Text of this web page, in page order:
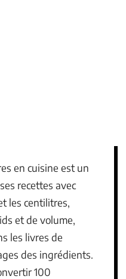
en cuisine est un
recettes avec
les centilitres,
et de volume,
les livres de
des ingrédients.
100